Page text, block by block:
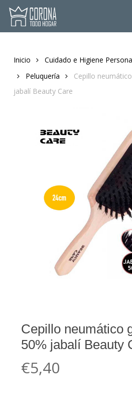
Skip
main
Inicio Cuidado e Higiene
Peluquería
Cepillo
jabalí Beauty Care
Cepillo neumático
50% jabalí Beauty
€5,40